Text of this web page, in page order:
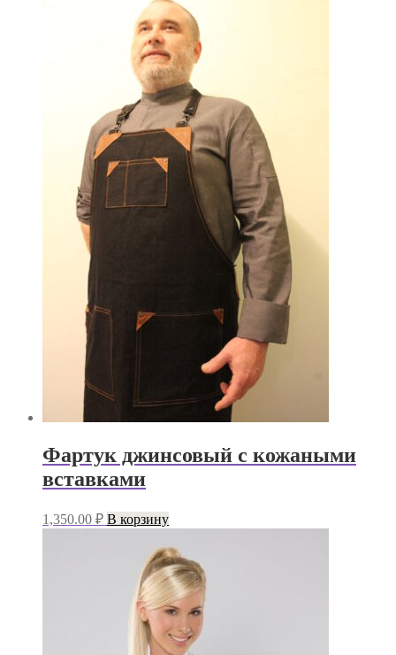
Фартук джинсовый с кожаными
вставками
1,350.00 ₽ В корзину